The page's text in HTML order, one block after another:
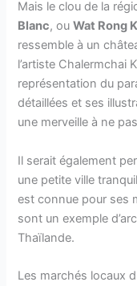
Mais le clou de la
Blanc, ouWat Rong
ressemble à un
l’artiste Chalermchai
représentation du
détaillées et ses
une merveille à ne
Il serait également
une petite ville
est connue pour ses
sont un exemple
Thaïlande.
Les marchés locaux